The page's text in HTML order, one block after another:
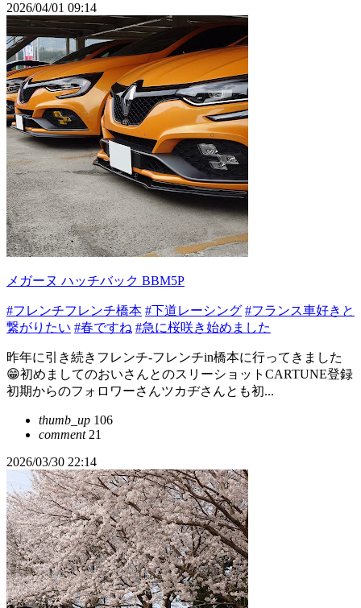
2026/04/01 09:14
メガーヌ ハッチバック BBM5P
#フレンチフレンチ橋本 #下道レーシング #フランス車好きと
繋がりたい #春ですね #急に桜咲き始めました
昨年に引き続きフレンチ-フレンチin橋本に行ってきました
😁初めましてのおいさんとのスリーショットCARTUNE登録
初期からのフォロワーさんツカヂさんとも初...
thumb_up 106
comment21
2026/03/30 22:14